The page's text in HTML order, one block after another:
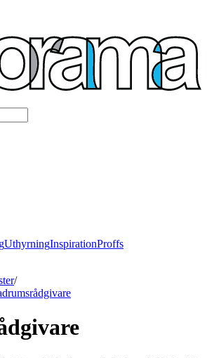
UthyrningInspirationProffs
/